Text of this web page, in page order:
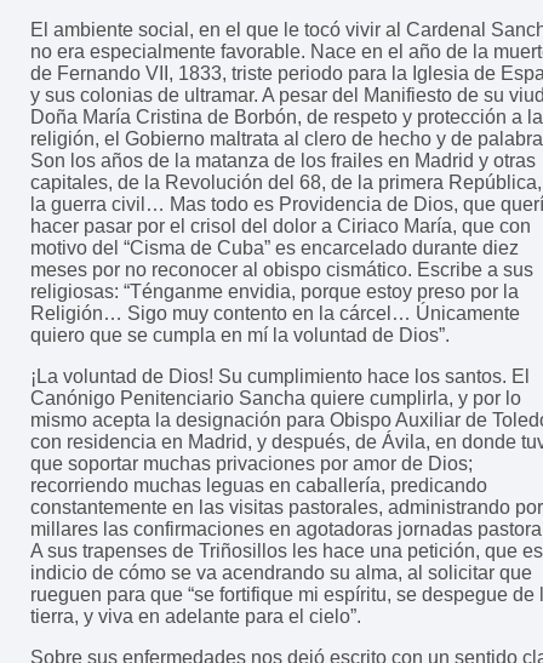
El ambiente social, en el que le tocó vivir al Cardenal
no era especialmente favorable. Nace en el año de la
de Fernando VII, 1833, triste periodo para la Iglesia de
y sus colonias de ultramar. A pesar del Manifiesto de su
Doña María Cristina de Borbón, de respeto y protección a la
religión, el Gobierno maltrata al clero de hecho y de
Son los años de la matanza de los frailes en Madrid y otras
capitales, de la Revolución del 68, de la primera
la guerra civil… Mas todo es Providencia de Dios, que
hacer pasar por el crisol del dolor a Ciriaco María, que con
motivo del “Cisma de Cuba” es encarcelado durante diez
meses por no reconocer al obispo cismático. Escribe a sus
religiosas: “Ténganme envidia, porque estoy preso por la
Religión… Sigo muy contento en la cárcel… Únicamente
quiero que se cumpla en mí la voluntad de Dios”.
¡La voluntad de Dios! Su cumplimiento hace los santos. El
Canónigo Penitenciario Sancha quiere cumplirla, y por lo
mismo acepta la designación para Obispo Auxiliar de
con residencia en Madrid, y después, de Ávila, en donde
que soportar muchas privaciones por amor de Dios;
recorriendo muchas leguas en caballería, predicando
constantemente en las visitas pastorales, administrando por
millares las confirmaciones en agotadoras jornadas
A sus trapenses de Triñosillos les hace una petición, que es
indicio de cómo se va acendrando su alma, al solicitar que
rueguen para que “se fortifique mi espíritu, se despegue de
tierra, y viva en adelante para el cielo”.
Sobre sus enfermedades nos dejó escrito con un sentido